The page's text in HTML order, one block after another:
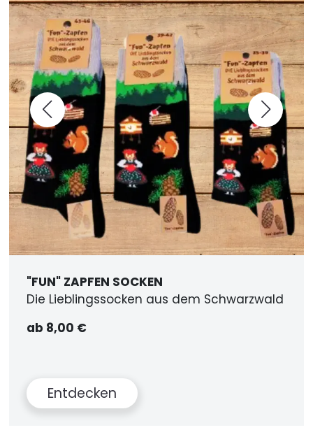
"FUN" ZAPFEN SOCKEN
Die Lieblingssocken aus dem Schwarzwald
ab 8,00 €
Entdecken